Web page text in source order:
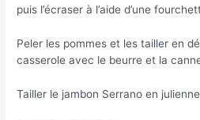
puis l’écraser à l’aide d’une
Peler les pommes et les tailler en
casserole avec le beurre et la
Tailler le jambon Serrano en julienne